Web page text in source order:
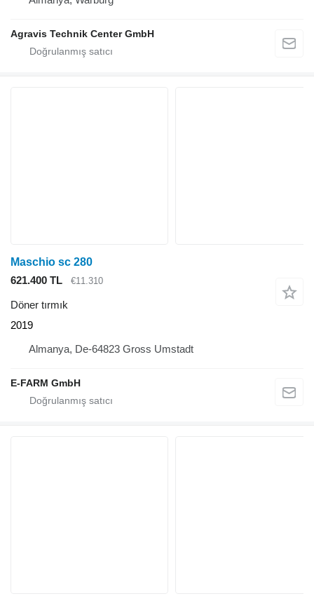
Agravis Technik Center GmbH
Maschio sc 280
621.400 TL
€11.310
Döner tırmık
2019
Almanya, De-64823 Gross Umstadt
E-FARM GmbH